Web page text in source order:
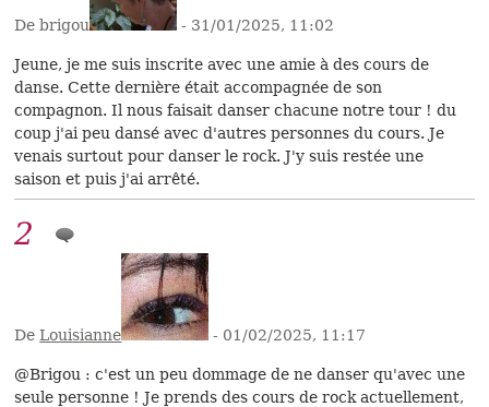
De brigou - 31/01/2025, 11:02
Jeune, je me suis inscrite avec une amie à des cours de
danse. Cette dernière était accompagnée de son
compagnon. Il nous faisait danser chacune notre tour ! du
coup j'ai peu dansé avec d'autres personnes du cours. Je
venais surtout pour danser le rock. J'y suis restée une
saison et puis j'ai arrêté.
2
DeLouisianne - 01/02/2025, 11:17
@Brigou : c'est un peu dommage de ne danser qu'avec une
seule personne ! Je prends des cours de rock actuellement,